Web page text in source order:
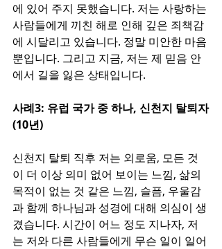
에 있어 주지 못했습니다. 저는 사랑하는
사람들에게 끼친 해로 인해 깊은 죄책감
에 시달리고 있습니다. 정말 미안한 마음
뿐입니다. 그리고 지금, 저는 제 믿음 안
에서 길을 잃은 상태입니다.
사례3: 유럽 국가 중 하나, 신천지 탈퇴자
(10년)
신천지 탈퇴 직후 저는 외로움, 모든 것
이 더 이상 의미 없어 보이는 느낌, 삶의
목적이 없는 것 같은 느낌, 슬픔, 우울감
과 함께 하나님과 성경에 대해 의심이 생
겼습니다. 시간이 어느 정도 지나자, 저
는 저와 다른 사람들에게 무슨 일이 일어